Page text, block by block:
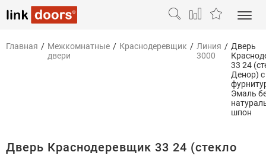
Главная / Межкомнатные
двери
/ Краснодеревщик / Линия
3000
/ Дверь
33 24
Денор) с
Эмаль
шпон
Дверь Краснодеревщик 33 24 (стекло